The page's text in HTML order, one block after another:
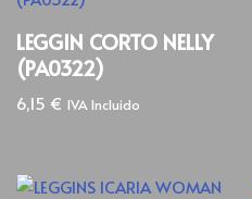
LEGGIN CORTO NELLY
(PA0322)
6,15 € IVA Incluido